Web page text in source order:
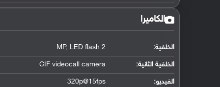
الكاميرا
الخلفية: 2 MP, LED flash
الخلفية الثانية: CIF videocall camera
الفيديو: 320p@15fps